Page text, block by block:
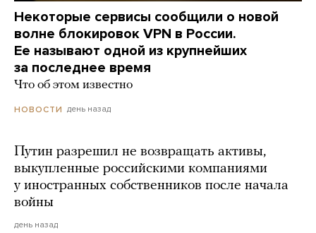
Некоторые сервисы сообщили о новой
волне блокировок VPN в России.
Ее называют одной из крупнейших
за последнее время
Что об этом известно
НОВОСТИ день назад
Путин разрешил не возвращать активы,
выкупленные российскими компаниями
у иностранных собственников после начала
войны
день назад